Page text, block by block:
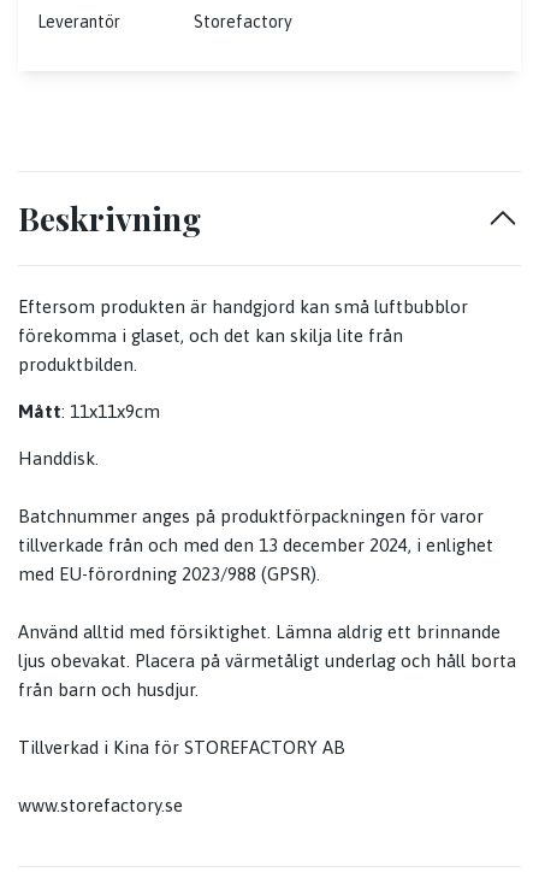
Leverantör Storefactory
Beskrivning
Eftersom produkten är handgjord kan små luftbubblor
förekomma i glaset, och det kan skilja lite från
produktbilden.
Mått: 11x11x9cm
Handdisk.
Batchnummer anges på produktförpackningen för varor
tillverkade från och med den 13 december 2024, i enlighet
med EU-förordning 2023/988 (GPSR).
Använd alltid med försiktighet. Lämna aldrig ett brinnande
ljus obevakat. Placera på värmetåligt underlag och håll borta
från barn och husdjur.
Tillverkad i Kina för STOREFACTORY AB
www.storefactory.se